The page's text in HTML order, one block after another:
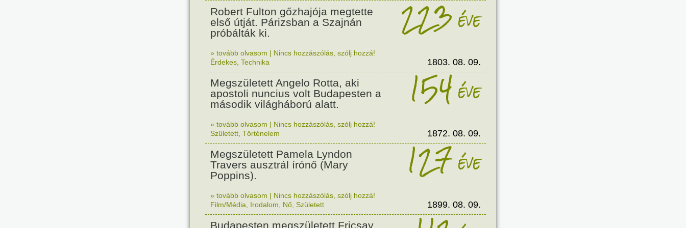
Robert Fulton gőzhajója megtette
első útját. Párizsban a Szajnán
próbálták ki.
223éve
» tovább olvasom | Nincs hozzászólás, szólj hozzá!
Érdekes Technika 1803. 08. 09.
Megszületett Angelo Rotta, aki
apostoli nuncius volt Budapesten a
második világháború alatt.
154éve
» tovább olvasom | Nincs hozzászólás, szólj hozzá!
Született Történelem 1872. 08. 09.
Megszületett Pamela Lyndon
Travers ausztrál írónő (Mary
Poppins).
127éve
» tovább olvasom | Nincs hozzászólás, szólj hozzá!
Film/Média
Irodalom Nő Született 1899. 08. 09.
Budapesten megszületett Fricsay